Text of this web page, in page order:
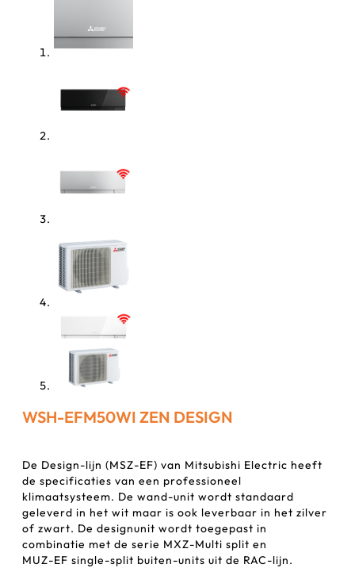
WSH-EFM50WI ZEN DESIGN
De Design-lijn (MSZ-EF) van Mitsubishi Electric heeft
de specificaties van een professioneel
klimaatsysteem. De wand-unit wordt standaard
geleverd in het wit maar is ook leverbaar in het zilver
of zwart. De designunit wordt toegepast in
combinatie met de serie MXZ-Multi split en
MUZ-EF single-split buiten-units uit de RAC-lijn.